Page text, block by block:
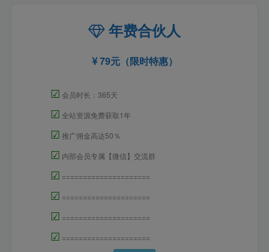
年费合伙人
79元（限时特惠）
☑ 会员时长：365天
☑ 全站资源免费获取1年
☑ 推广佣金高达50％
☑ 内部会员专属【微信】交流群
☑ =====================
☑ =====================
☑ =====================
☑ =====================